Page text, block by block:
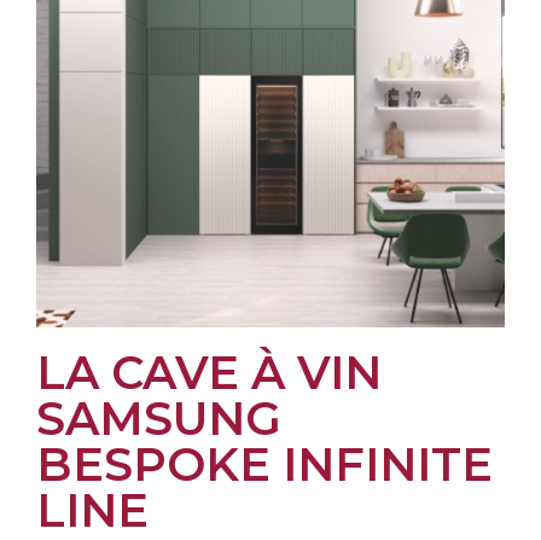
LA CAVE À VIN
SAMSUNG
BESPOKE INFINITE
LINE